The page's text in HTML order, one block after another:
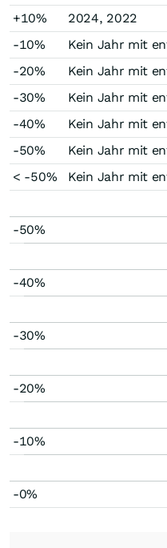
+10%
2024, 2022
-10%
Kein Jahr mit
-20%
Kein Jahr mit
-30%
Kein Jahr mit
-40%
Kein Jahr mit
-50%
Kein Jahr mit
< -50%
Kein Jahr mit
-50%
-40%
-30%
-20%
-10%
-0%